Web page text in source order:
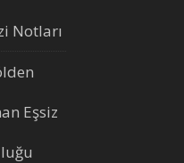
Notları
Eşsiz